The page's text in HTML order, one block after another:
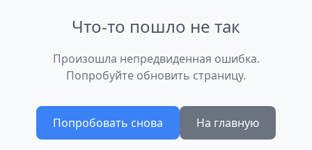
Что-то пошло не так
Произошла непредвиденная ошибка.
Попробуйте обновить страницу.
Попробовать снова На главную